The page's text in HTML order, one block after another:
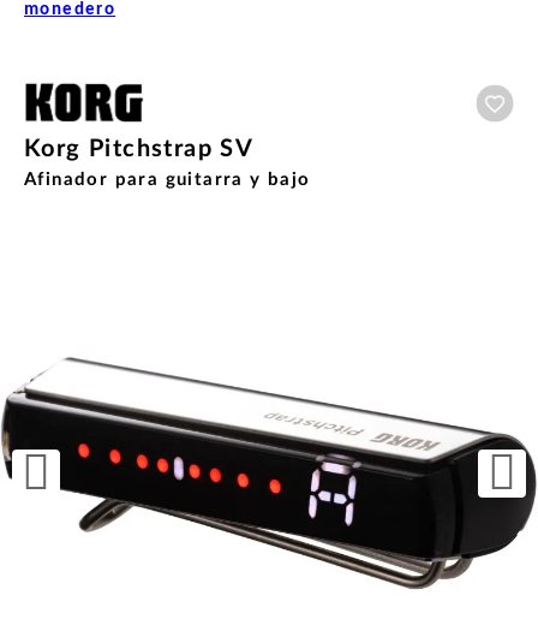
monedero
Korg Pitchstrap SV
Afinador para guitarra y bajo